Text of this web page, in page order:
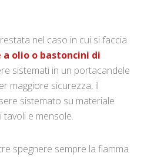
nel caso in cui si faccia
olio o bastoncini di
sistemati in un portacandele
maggiore sicurezza, il
sistemato su materiale
e mensole.
spegnere sempre la fiamma